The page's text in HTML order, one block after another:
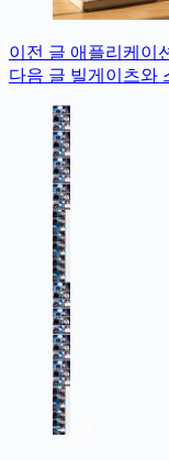
이전 글 애플리케이
다음 글 빌게이츠와